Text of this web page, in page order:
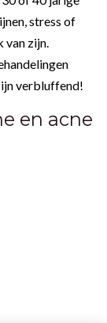
stress of
van zijn.
verbluffend!
en acne